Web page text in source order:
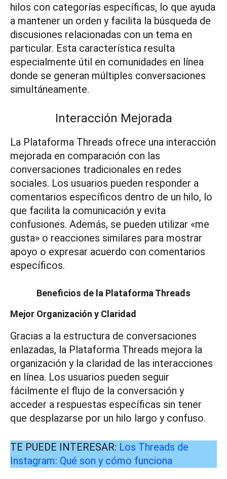
hilos con categorías específicas, lo que ayuda
a mantener un orden y facilita la búsqueda de
discusiones relacionadas con un tema en
particular. Esta característica resulta
especialmente útil en comunidades en línea
donde se generan múltiples conversaciones
simultáneamente.
Interacción Mejorada
La Plataforma Threads ofrece una interacción
mejorada en comparación con las
conversaciones tradicionales en redes
sociales. Los usuarios pueden responder a
comentarios específicos dentro de un hilo, lo
que facilita la comunicación y evita
confusiones. Además, se pueden utilizar «me
gusta» o reacciones similares para mostrar
apoyo o expresar acuerdo con comentarios
específicos.
Beneficios de la Plataforma Threads
Mejor Organización y Claridad
Gracias a la estructura de conversaciones
enlazadas, la Plataforma Threads mejora la
organización y la claridad de las interacciones
en línea. Los usuarios pueden seguir
fácilmente el flujo de la conversación y
acceder a respuestas específicas sin tener
que desplazarse por un hilo largo y confuso.
TE PUEDE INTERESAR: Los Threads de
Instagram: Qué son y cómo funciona